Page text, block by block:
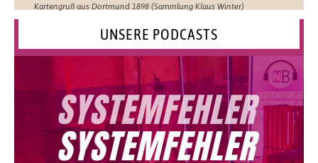
Kartengruß aus Dortmund 1898 (Sammlung Klaus Winter)
UNSERE PODCASTS